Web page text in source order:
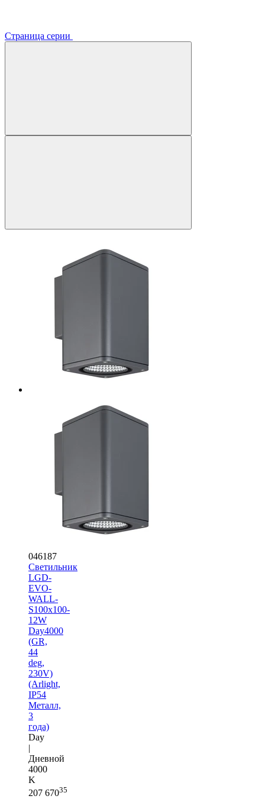
Страница серии
046187
Светильник
LGD-
EVO-
WALL-
S100x100-
12W
Day4000
(GR,
44
deg,
230V)
(Arlight,
IP54
Металл,
3
года)
Day
|
Дневной
4000
K
207 67035